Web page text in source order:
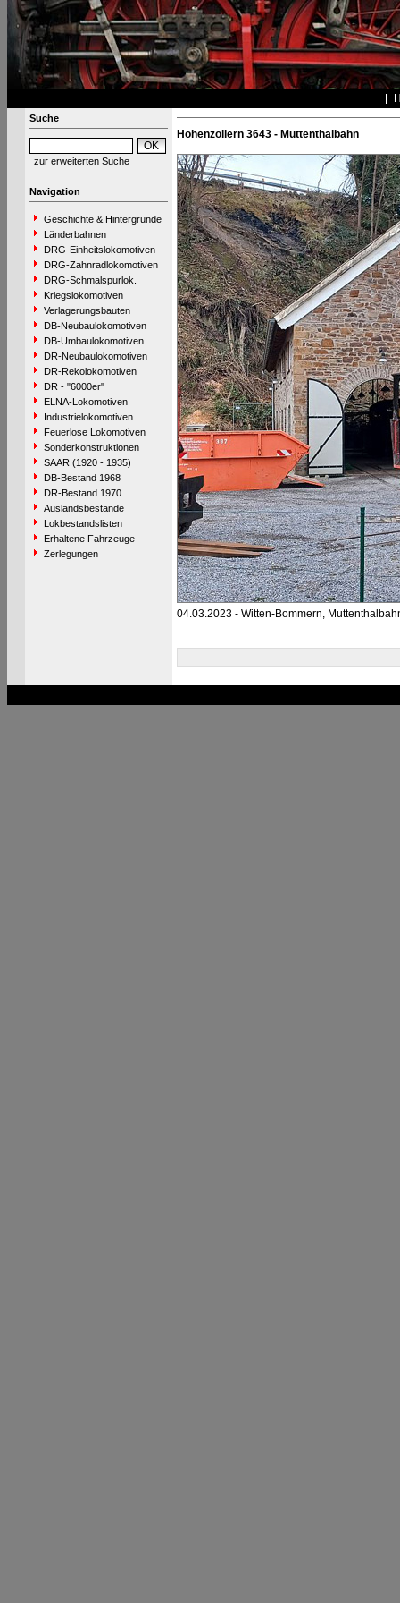
Suche
zur erweiterten Suche
Navigation
Geschichte & Hintergründe
Länderbahnen
DRG-Einheitslokomotiven
DRG-Zahnradlokomotiven
DRG-Schmalspurlok.
Kriegslokomotiven
Verlagerungsbauten
DB-Neubaulokomotiven
DB-Umbaulokomotiven
DR-Neubaulokomotiven
DR-Rekolokomotiven
DR - "6000er"
ELNA-Lokomotiven
Industrielokomotiven
Feuerlose Lokomotiven
Sonderkonstruktionen
SAAR (1920 - 1935)
DB-Bestand 1968
DR-Bestand 1970
Auslandsbestände
Lokbestandslisten
Erhaltene Fahrzeuge
Zerlegungen
Hohenzollern 3643 - Muttenthalbahn
04.03.2023 - Witten-Bommern,